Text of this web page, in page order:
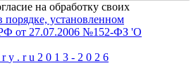
на обработку своих
порядке, установленном
от 27.07.2006 №152-ФЗ 'О
r y . r u 2 0 1 3 - 2 0 2 6